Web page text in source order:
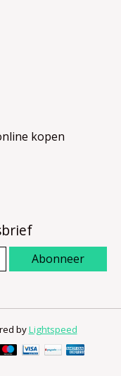
kopen
Abonneer
byLightspeed